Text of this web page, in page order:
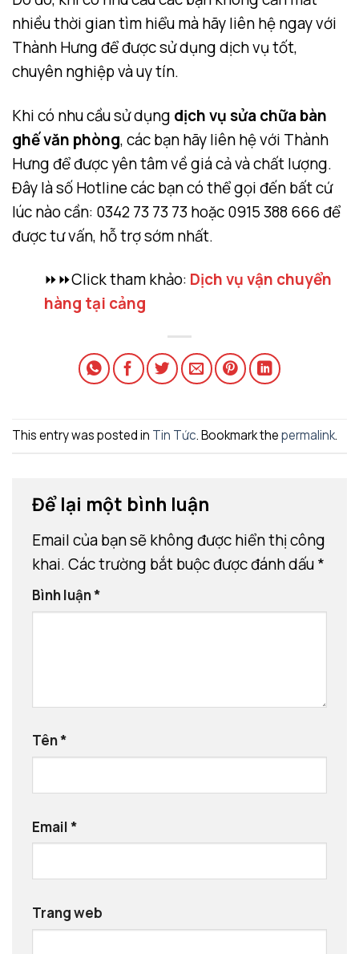
nhiều thời gian tìm hiểu mà hãy liên hệ ngay với
Thành Hưng để được sử dụng dịch vụ tốt,
chuyên nghiệp và uy tín.
Khi có nhu cầu sử dụng dịch vụ sửa chữa bàn
ghế văn phòng, các bạn hãy liên hệ với Thành
Hưng để được yên tâm về giá cả và chất lượng.
Đây là số Hotline các bạn có thể gọi đến bất cứ
lúc nào cần: 0342 73 73 73 hoặc 0915 388 666 để
được tư vấn, hỗ trợ sớm nhất.
⏩⏩Click tham khảo: Dịch vụ vận chuyển
hàng tại cảng
This entry was posted in Tin Tức. Bookmark thepermalink.
Để lại một bình luận
Email của bạn sẽ không được hiển thị công
khai.Các trường bắt buộc được đánh dấu*
Bình luận*
Tên*
Email*
Trang web